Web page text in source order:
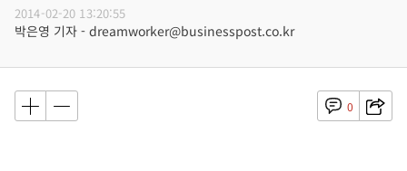
2014-02-20 13:20:55
박은영 기자 - dreamworker@businesspost.co.kr
0